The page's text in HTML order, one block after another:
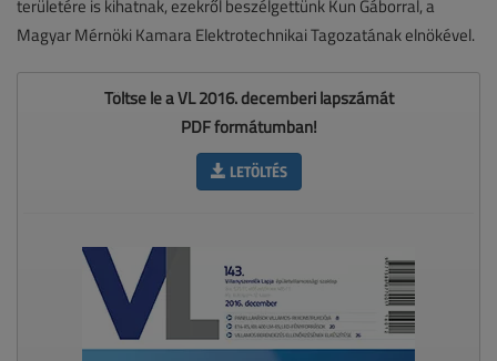
területére is kihatnak, ezekről beszélgettünk Kun Gáborral, a
Magyar Mérnöki Kamara Elektrotechnikai Tagozatának elnökével.
Töltse le a VL 2016. decemberi lapszámát
PDF formátumban!
LETÖLTÉS